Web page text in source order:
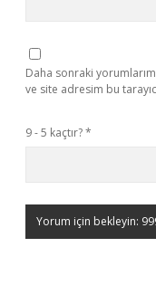
Daha sonraki
ve site adresim bu
9 - 5 kaçtır?*